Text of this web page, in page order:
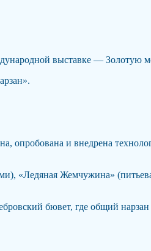
выставке — Золотую
опробована и внедрена
«Ледяная Жемчужина»
бювет, где общий